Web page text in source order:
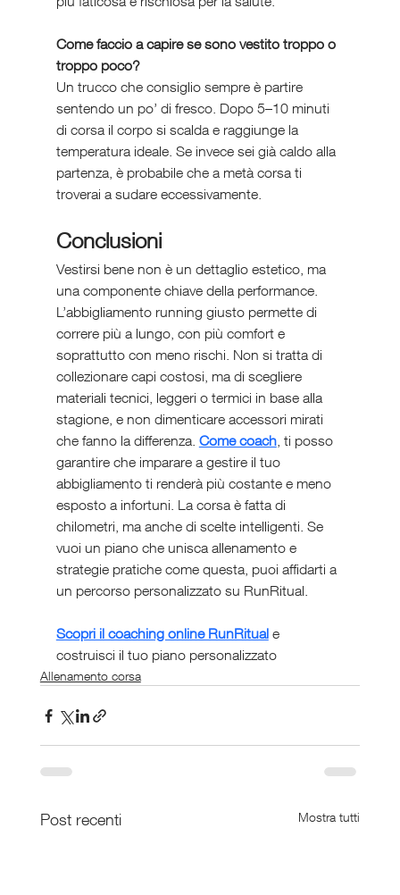
Come faccio a capire se sono vestito troppo o
troppo poco?
Un trucco che consiglio sempre è partire
sentendo un po’ di fresco. Dopo 5–10 minuti
di corsa il corpo si scalda e raggiunge la
temperatura ideale. Se invece sei già caldo alla
partenza, è probabile che a metà corsa ti
troverai a sudare eccessivamente.
Conclusioni
Vestirsi bene non è un dettaglio estetico, ma
una componente chiave della performance.
L’abbigliamento running giusto permette di
correre più a lungo, con più comfort e
soprattutto con meno rischi. Non si tratta di
collezionare capi costosi, ma di scegliere
materiali tecnici, leggeri o termici in base alla
stagione, e non dimenticare accessori mirati
che fanno la differenza. Come coach, ti posso
garantire che imparare a gestire il tuo
abbigliamento ti renderà più costante e meno
esposto a infortuni. La corsa è fatta di
chilometri, ma anche di scelte intelligenti. Se
vuoi un piano che unisca allenamento e
strategie pratiche come questa, puoi affidarti a
un percorso personalizzato su RunRitual.
Scopri il coaching online RunRitual e
costruisci il tuo piano personalizzato
Allenamento corsa
Post recenti Mostra tutti